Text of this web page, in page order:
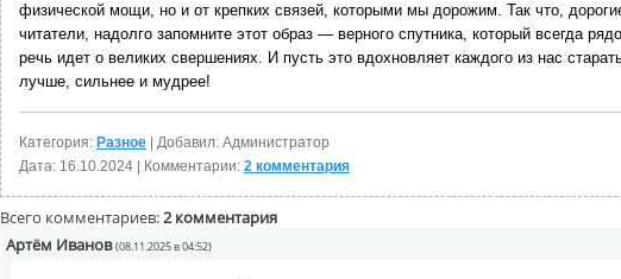
физической мощи, но и от крепких связей, которыми мы дорожим. Так что,
читатели, надолго запомните этот образ — верного спутника, который всегда
речь идет о великих свершениях. И пусть это вдохновляет каждого из нас
лучше, сильнее и мудрее!
Категория: Разное | Добавил: Администратор
Дата: 16.10.2024 | Комментарии: 2 комментария
Всего комментариев:2 комментария
Артём Иванов (08.11.2025 в 04:52)